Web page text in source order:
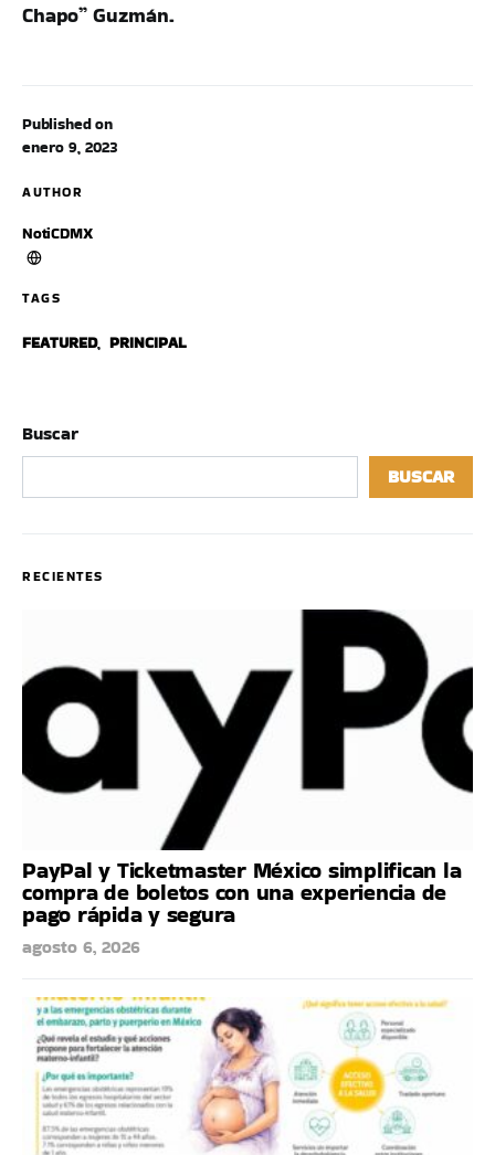
Published on
enero 9, 2023
AUTHOR
NotiCDMX
TAGS
FEATURED, PRINCIPAL
Chapo” Guzmán.
Buscar
BUSCAR
RECIENTES
PayPal y Ticketmaster México simplifican la
compra de boletos con una experiencia de
pago rápida y segura
agosto 6, 2026